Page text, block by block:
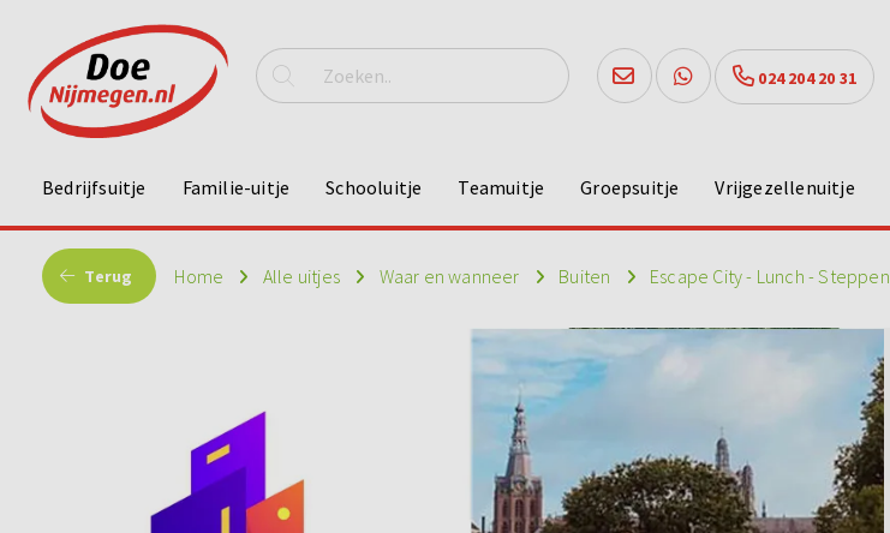
024 204 20 31
Bedrijfsuitje Familie-uitje Schooluitje Teamuitje Groepsuitje Vrijgezellenuitje
Terug Home Alle uitjes Waar en wanneer Buiten Escape City - Lunch - Steppen